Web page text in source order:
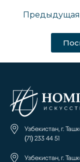
Предыдущая
Узбекистан, г.
(71) 233 44 51
Узбекистан, г.